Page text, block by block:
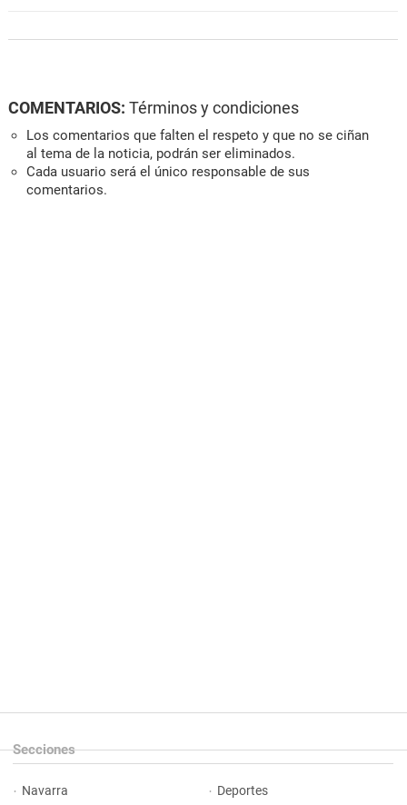
COMENTARIOS: Términos y condiciones
Los comentarios que falten el respeto y que no se ciñan
al tema de la noticia, podrán ser eliminados.
Cada usuario será el único responsable de sus
comentarios.
Secciones
Navarra Deportes